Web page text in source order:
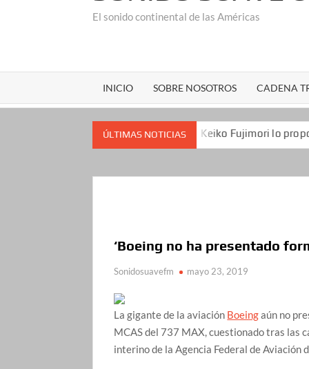
El sonido continental de las Américas
INICIO SOBRE NOSOTROS CADENA
ÚLTIMAS NOTICIAS
Keiko Fujimori lo propone a Estados
‘Boeing no ha presentado
Sonidosuavefm mayo 23, 2019
La gigante de la aviación Boeingaún no
MCAS del 737 MAX, cuestionado tras las
interino de la Agencia Federal de Aviación